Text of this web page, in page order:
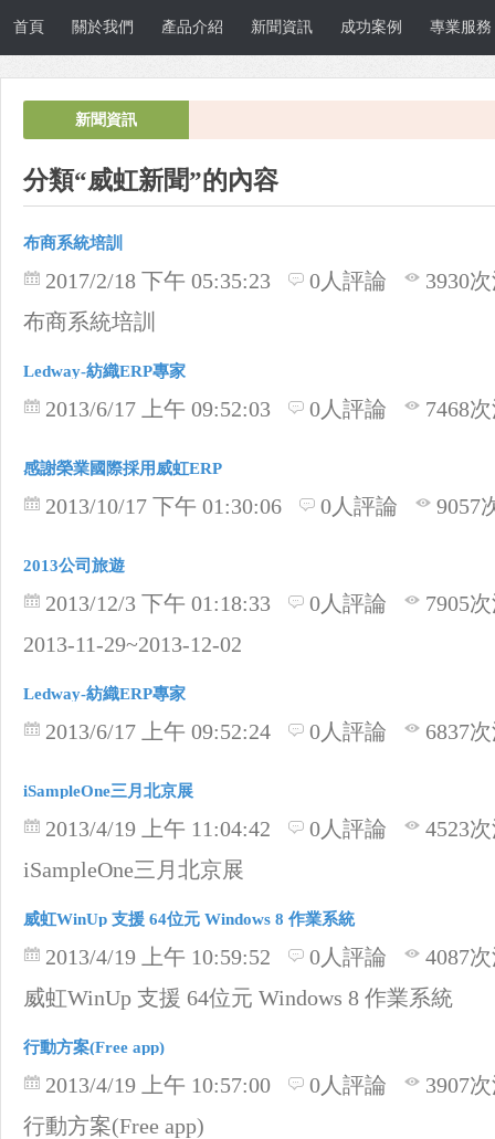
首頁 關於我們 產品介紹 新聞資訊 成功案例 專業服務
新聞資訊
分類“威虹新聞”的內容
布商系統培訓
2017/2/18 下午 05:35:23 0人評論
3930
布商系統培訓
Ledway-紡織ERP專家
2013/6/17 上午 09:52:03 0人評論 7468
感謝榮業國際採用威虹ERP
2013/10/17 下午 01:30:06 0人評論 9057
2013公司旅遊
2013/12/3 下午 01:18:33 0人評論
7905
2013-11-29~2013-12-02
Ledway-紡織ERP專家
2013/6/17 上午 09:52:24 0人評論 6837
iSampleOne三月北京展
2013/4/19 上午 11:04:42 0人評論
4523
iSampleOne三月北京展
威虹WinUp 支援 64位元 Windows 8 作業系統
2013/4/19 上午 10:59:52 0人評論
4087
威虹WinUp 支援 64位元 Windows 8 作業系統
行動方案(Free app)
2013/4/19 上午 10:57:00 0人評論
3907
行動方案(Free app)